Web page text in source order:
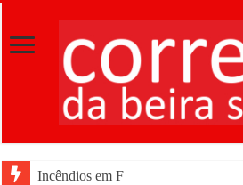
Incêndios em Fornos de Algodres